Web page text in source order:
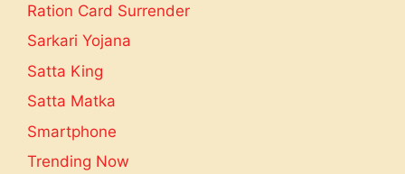
Ration Card Surrender
Sarkari Yojana
Satta King
Satta Matka
Smartphone
Trending Now